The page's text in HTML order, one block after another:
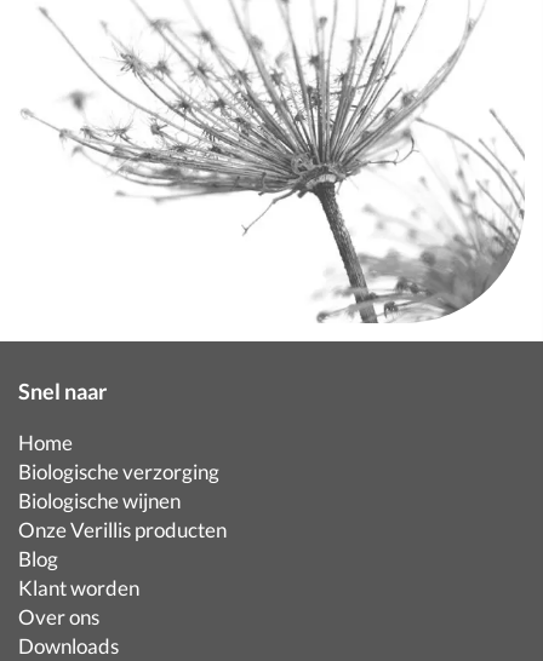
Snel naar
Home
Biologische verzorging
Biologische wijnen
Onze Verillis producten
Blog
Klant worden
Over ons
Downloads